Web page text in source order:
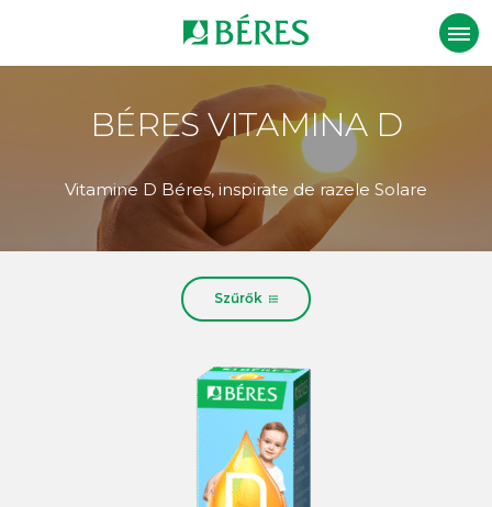
BÉRES VITAMINA D
Vitamine D Béres, inspirate de razele Solare
Szűrők